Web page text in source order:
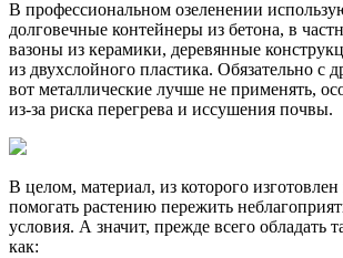
В профессиональном озеленении
долговечные контейнеры из бетона, в
вазоны из керамики, деревянные
из двухслойного пластика. Обязательно с
вот металлические лучше не применять,
из-за риска перегрева и иссушения почвы.
В целом, материал, из которого
помогать растению пережить
условия. А значит, прежде всего обладать
как: